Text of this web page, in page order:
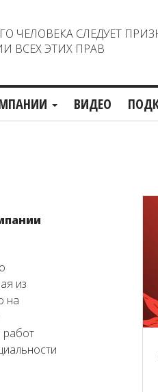
СЛЕДУЕТ
ВСЕХ ЭТИХ ПРАВ
ВИДЕО
из
на
работ